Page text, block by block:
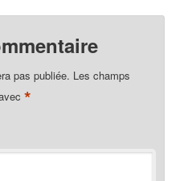
pas publiée. Les champs
*